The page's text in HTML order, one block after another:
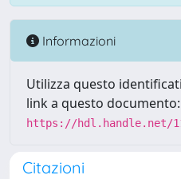
Informazioni
Utilizza questo
link a questo documento:
https://hdl.handle.net/
Citazioni